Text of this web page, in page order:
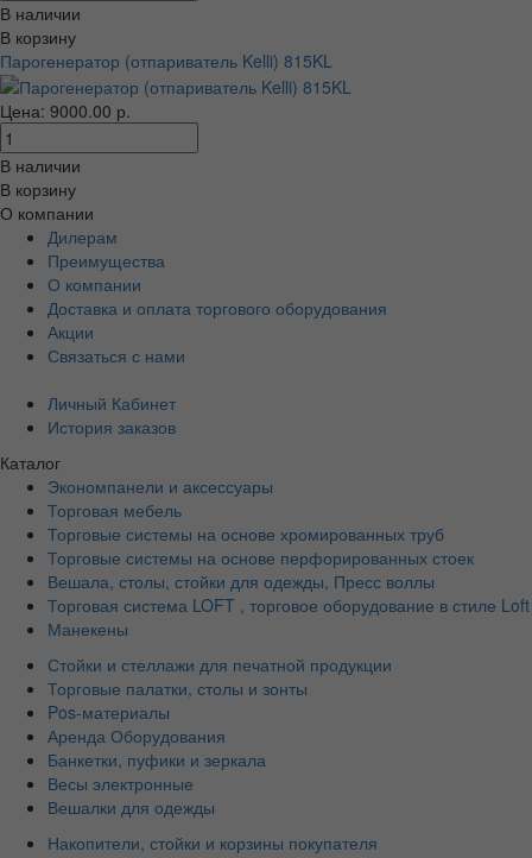
В наличии
В корзину
Парогенератор (отпариватель Kelli) 815KL
Цена: 9000.00 р.
В наличии
В корзину
О компании
Дилерам
Преимущества
О компании
Доставка и оплата торгового оборудования
Акции
Связаться с нами
Личный Кабинет
История заказов
Каталог
Экономпанели и аксессуары
Торговая мебель
Торговые системы на основе хромированных труб
Торговые системы на основе перфорированных стоек
Вешала, столы, стойки для одежды, Пресс воллы
Торговая система LOFT , торговое оборудование в стиле Loft
Манекены
Стойки и стеллажи для печатной продукции
Торговые палатки, столы и зонты
Pos-материалы
Аренда Оборудования
Банкетки, пуфики и зеркала
Весы электронные
Вешалки для одежды
Накопители, стойки и корзины покупателя